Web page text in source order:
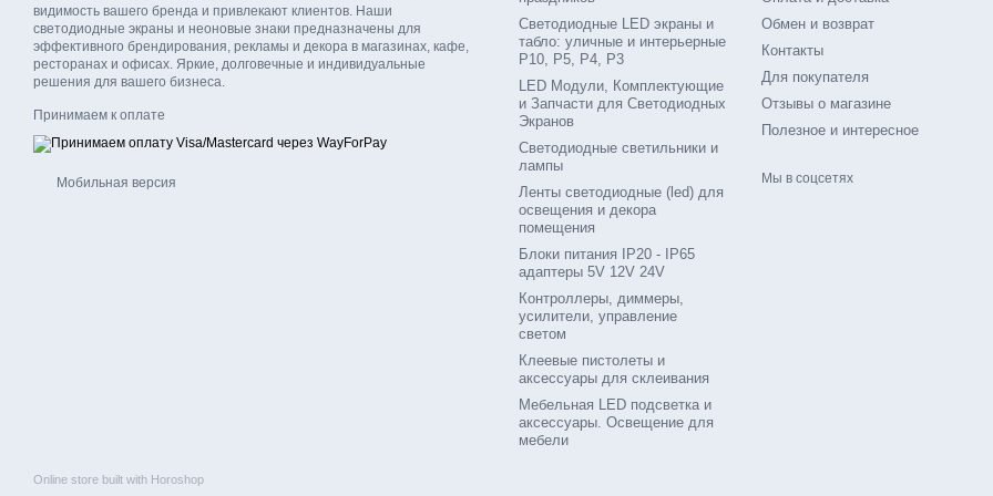
видимость вашего бренда и привлекают клиентов. Наши
светодиодные экраны и неоновые знаки предназначены для
эффективного брендирования, рекламы и декора в магазинах, кафе,
ресторанах и офисах. Яркие, долговечные и индивидуальные
решения для вашего бизнеса.
Принимаем к оплате
Мобильная версия
Online store built with Horoshop
Светодиодные LED экраны и
табло: уличные и интерьерные
P10, P5, P4, P3
LED Модули, Комплектующие
и Запчасти для Светодиодных
Экранов
Светодиодные светильники и
лампы
Ленты светодиодные (led) для
освещения и декора
помещения
Блоки питания IP20 - IP65
адаптеры 5V 12V 24V
Контроллеры, диммеры,
усилители, управление
светом
Клеевые пистолеты и
аксессуары для склеивания
Мебельная LED подсветка и
аксессуары. Освещение для
мебели
Обмен и возврат
Контакты
Для покупателя
Отзывы о магазине
Полезное и интересное
Мы в соцсетях